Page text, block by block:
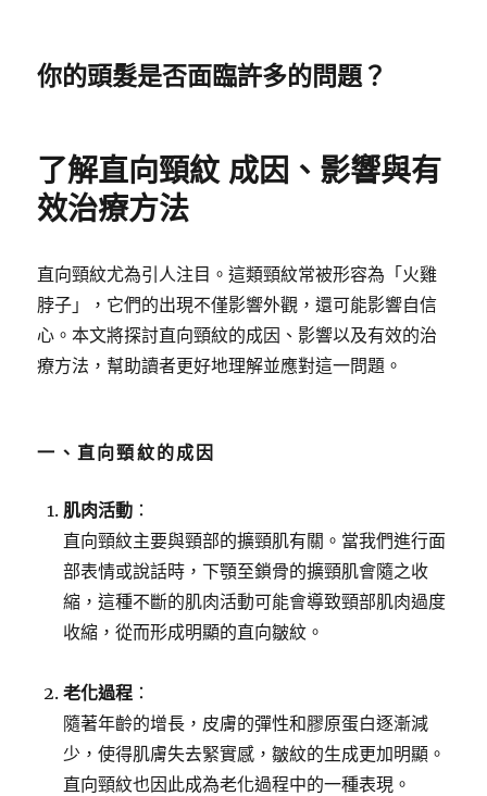
你的頭髮是否面臨許多的問題？
了解直向頸紋 成因、影響與有
效治療方法
直向頸紋尤為引人注目。這類頸紋常被形容為「火雞
脖子」，它們的出現不僅影響外觀，還可能影響自信
心。本文將探討直向頸紋的成因、影響以及有效的治
療方法，幫助讀者更好地理解並應對這一問題。
一、直向頸紋的成因
肌肉活動 ：
直向頸紋主要與頸部的擴頸肌有關。當我們進行面
部表情或說話時，下顎至鎖骨的擴頸肌會隨之收
縮，這種不斷的肌肉活動可能會導致頸部肌肉過度
收縮，從而形成明顯的直向皺紋。
老化過程 ：
隨著年齡的增長，皮膚的彈性和膠原蛋白逐漸減
少，使得肌膚失去緊實感，皺紋的生成更加明顯。
直向頸紋也因此成為老化過程中的一種表現。